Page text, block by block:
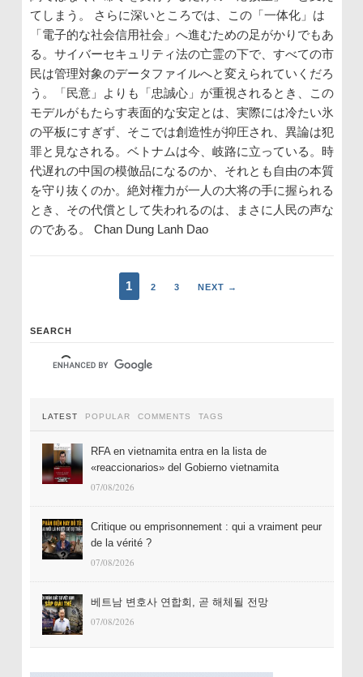
てしまう。 さらに深いところでは、この「一体化」は
「電子的な社会信用社会」へ進むための足がかりでもあ
る。サイバーセキュリティ法の亡霊の下で、すべての市
民は管理対象のデータファイルへと変えられていくだろ
う。「民意」よりも「忠誠心」が重視されるとき、この
モデルがもたらす表面的な安定とは、実際には冷たい氷
の平板にすぎず、そこでは創造性が抑圧され、異論は犯
罪と見なされる。ベトナムは今、岐路に立っている。時
代遅れの中国の模倣品になるのか、それとも自由の本質
を守り抜くのか。絶対権力が一人の大将の手に握られる
とき、その代償として失われるのは、まさに人民の声な
のである。 Chan Dung Lanh Dao
1 2 3 NEXT →
SEARCH
LATEST POPULAR COMMENTS TAGS
RFA en vietnamita entra en la lista de
«reaccionarios» del Gobierno vietnamita
07/08/2026
Critique ou emprisonnement : qui a vraiment peur
de la vérité ?
07/08/2026
베트남 변호사 연합회, 곧 해체될 전망
07/08/2026